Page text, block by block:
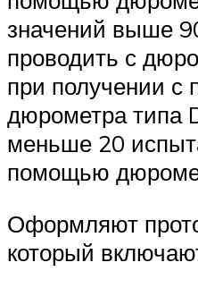
значений выше
проводить с
при получении
дюрометра типа
меньше 20
помощью
Оформляют
который